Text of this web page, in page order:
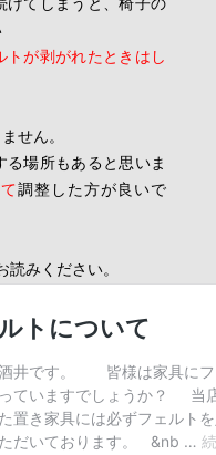
けてしまうと、椅子の
トが剥がれたときはし
せん。
場所もあると思いま
調整した方が良いで
みください。